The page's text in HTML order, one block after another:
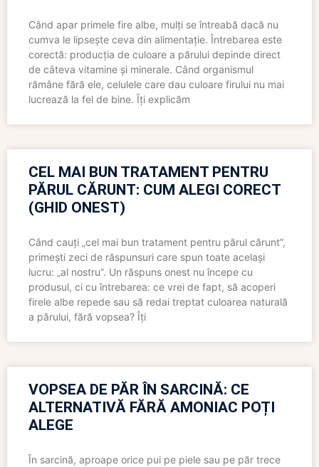
Când apar primele fire albe, mulți se întreabă dacă nu
cumva le lipsește ceva din alimentație. Întrebarea este
corectă: producția de culoare a părului depinde direct
de câteva vitamine și minerale. Când organismul
rămâne fără ele, celulele care dau culoare firului nu mai
lucrează la fel de bine. Îți explicăm
CEL MAI BUN TRATAMENT PENTRU
PĂRUL CĂRUNT: CUM ALEGI CORECT
(GHID ONEST)
Când cauți „cel mai bun tratament pentru părul cărunt”,
primești zeci de răspunsuri care spun toate același
lucru: „al nostru”. Un răspuns onest nu începe cu
produsul, ci cu întrebarea: ce vrei de fapt, să acoperi
firele albe repede sau să redai treptat culoarea naturală
a părului, fără vopsea? Îți
VOPSEA DE PĂR ÎN SARCINĂ: CE
ALTERNATIVĂ FĂRĂ AMONIAC POȚI
ALEGE
În sarcină, aproape orice pui pe piele sau pe păr trece